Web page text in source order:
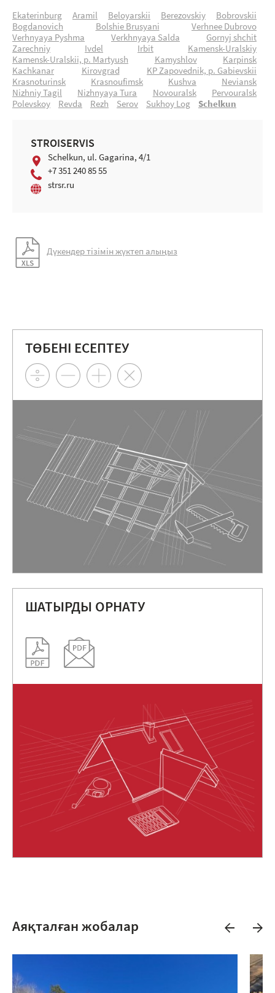
Ekaterinburg Aramil Beloyarskii Berezovskiy
Bobrovskii
Bogdanovich
Bolshie Brusyani
Verhnee Dubrovo
Verhnyaya Pyshma
Verkhnyaya Salda
Gornyj shchit
Zarechniy
Ivdel Irbit
Kamensk-Uralskiy
Kamensk-Uralskii, p. Martyush
Kamyshlov
Karpinsk
Kachkanar
Kirovgrad
KP Zapovednik, p. Gabievskii
Krasnoturinsk
Krasnoufimsk Kushva
Neviansk
Nizhniy Tagil
Nizhnyaya Tura Novouralsk
Pervouralsk
Polevskoy
Revda Rezh Serov Sukhoy Log Schelkun
STROISERVIS
Schelkun, ul. Gagarina, 4/1
+7 351 240 85 55
strsr.ru
Дүкендер тізімін жүктеп алыңыз
ТӨБЕНІ ЕСЕПТЕУ
ШАТЫРДЫ ОРНАТУ
Аяқталған жобалар